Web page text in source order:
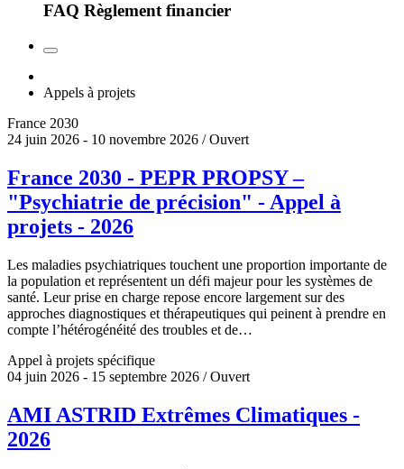
FAQ Règlement financier
Appels à projets
France 2030
24 juin 2026 - 10 novembre 2026 / Ouvert
France 2030 - PEPR PROPSY –
"Psychiatrie de précision" - Appel à
projets - 2026
Les maladies psychiatriques touchent une proportion importante de
la population et représentent un défi majeur pour les systèmes de
santé. Leur prise en charge repose encore largement sur des
approches diagnostiques et thérapeutiques qui peinent à prendre en
compte l’hétérogénéité des troubles et de…
Appel à projets spécifique
04 juin 2026 - 15 septembre 2026 / Ouvert
AMI ASTRID Extrêmes Climatiques -
2026